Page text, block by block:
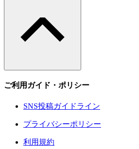
ご利用ガイド・ポリシー
SNS投稿ガイドライン
プライバシーポリシー
利用規約